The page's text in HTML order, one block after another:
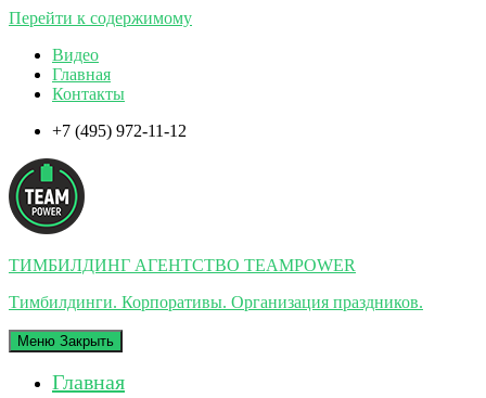
Перейти к содержимому
Видео
Главная
Контакты
+7 (495) 972-11-12
ТИМБИЛДИНГ АГЕНТСТВО TEAMPOWER
Тимбилдинги. Корпоративы. Организация праздников.
Меню Закрыть
Главная